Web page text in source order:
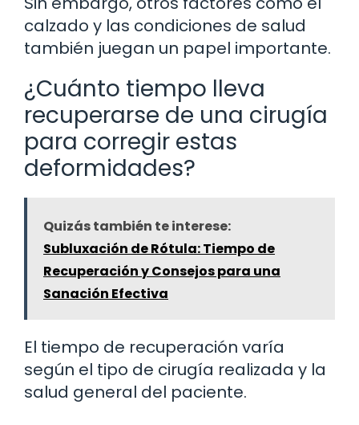
calzado y las condiciones de salud
también juegan un papel importante.
¿Cuánto tiempo lleva
recuperarse de una cirugía
para corregir estas
deformidades?
Quizás también te interese:
Subluxación de Rótula: Tiempo de
Recuperación y Consejos para una
Sanación Efectiva
El tiempo de recuperación varía
según el tipo de cirugía realizada y la
salud general del paciente.